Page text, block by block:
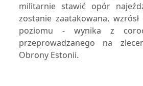
militarnie stawić opór
zostanie zaatakowana,
poziomu - wynika z
przeprowadzanego na
Obrony Estonii.